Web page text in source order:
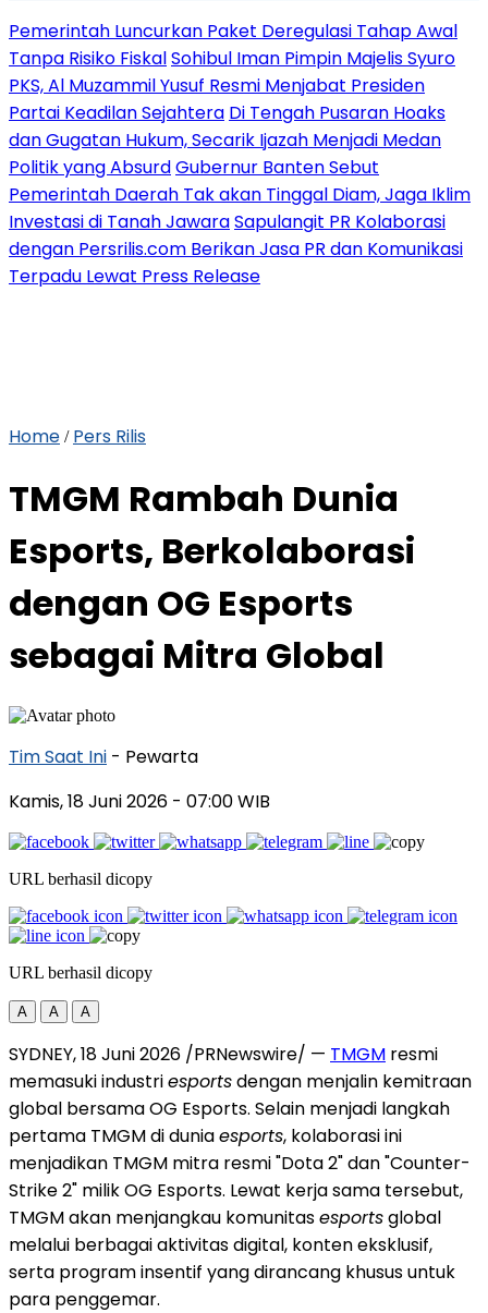
Pemerintah Luncurkan Paket Deregulasi Tahap Awal
Tanpa Risiko FiskalSohibul Iman Pimpin Majelis Syuro
PKS, Al Muzammil Yusuf Resmi Menjabat Presiden
Partai Keadilan Sejahtera Di Tengah Pusaran Hoaks
dan Gugatan Hukum, Secarik Ijazah Menjadi Medan
Politik yang AbsurdGubernur Banten Sebut
Pemerintah Daerah Tak akan Tinggal Diam, Jaga Iklim
Investasi di Tanah JawaraSapulangit PR Kolaborasi
dengan Persrilis.com Berikan Jasa PR dan Komunikasi
Terpadu Lewat Press Release
Home / Pers Rilis
TMGM Rambah Dunia
Esports, Berkolaborasi
dengan OG Esports
sebagai Mitra Global
Tim Saat Ini - Pewarta
Kamis, 18 Juni 2026 - 07:00 WIB
URL berhasil dicopy
URL berhasil dicopy
A A A
SYDNEY, 18 Juni 2026 /PRNewswire/ — TMGM resmi
memasuki industriesportsdengan menjalin kemitraan
global bersama OG Esports. Selain menjadi langkah
pertama TMGM di duniaesports, kolaborasi ini
menjadikan TMGM mitra resmi "Dota 2" dan "Counter-
Strike 2" milik OG Esports. Lewat kerja sama tersebut,
TMGM akan menjangkau komunitasesportsglobal
melalui berbagai aktivitas digital, konten eksklusif,
serta program insentif yang dirancang khusus untuk
para penggemar.